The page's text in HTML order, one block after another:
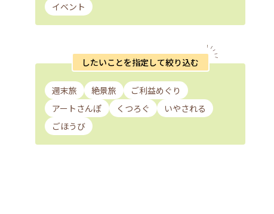
イベント
したいことを指定して絞り込む
週末旅 絶景旅
ご利益めぐり
アートさんぽ
くつろぐ
いやされる
ごほうび